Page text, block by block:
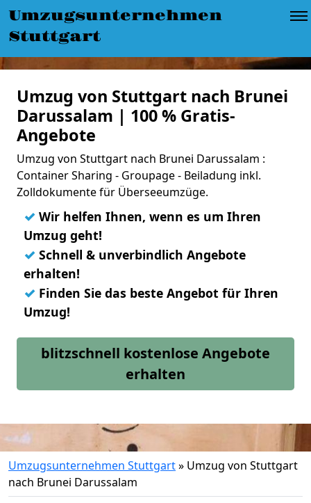
Umzugsunternehmen
Stuttgart
Umzug von Stuttgart nach Brunei
Darussalam | 100 % Gratis-
Angebote
Umzug von Stuttgart nach Brunei Darussalam :
Container Sharing - Groupage - Beiladung inkl.
Zolldokumente für Überseeumzüge.
✓ Wir helfen Ihnen, wenn es um Ihren
Umzug geht!
✓ Schnell & unverbindlich Angebote
erhalten!
✓ Finden Sie das beste Angebot für Ihren
Umzug!
blitzschnell kostenlose Angebote
erhalten
Umzugsunternehmen Stuttgart» Umzug von Stuttgart
nach Brunei Darussalam